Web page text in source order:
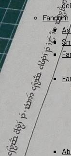
Fandom